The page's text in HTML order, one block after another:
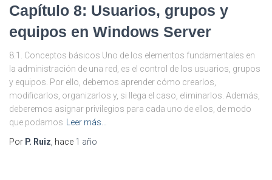
Capítulo 8: Usuarios, grupos y
equipos en Windows Server
8.1. Conceptos básicos Uno de los elementos fundamentales en
la administración de una red, es el control de los usuarios, grupos
y equipos. Por ello, debemos aprender cómo crearlos,
modificarlos, organizarlos y, si llega el caso, eliminarlos. Además,
deberemos asignar privilegios para cada uno de ellos, de modo
que podamos
Leer más…
Por P. Ruiz , hace 1 año